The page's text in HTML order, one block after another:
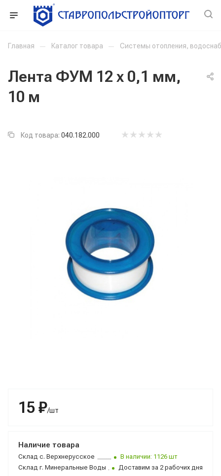
Главная — Каталог товара — Системы отопления,
Лента ФУМ 12 x 0,1 мм,
10 м
Код товара: 040.182.000
15 ₽/шт
Наличие товара
Склад с. Верхнерусское
В наличии: 1126 шт
Склад г. Минеральные Воды Доставим за 2 рабочих дня